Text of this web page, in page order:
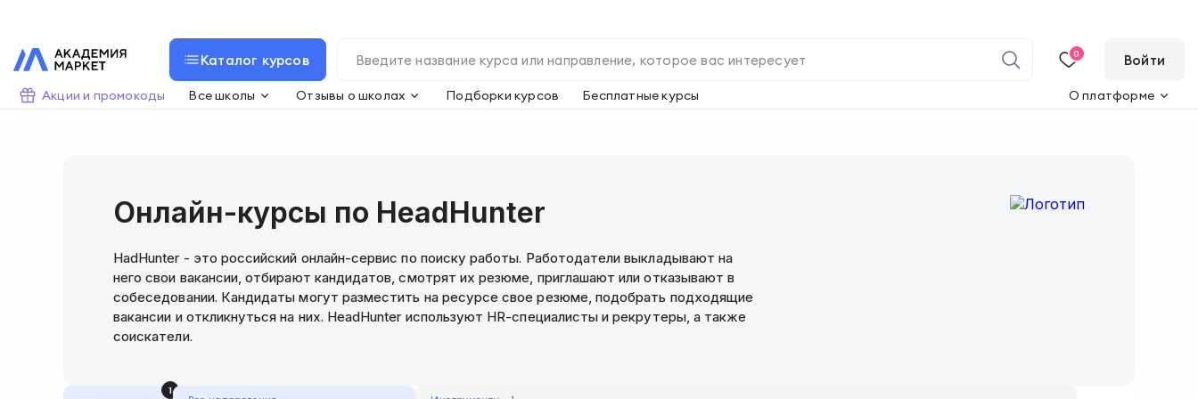
Каталог курсов 0 Войти
Акции и промокоды Все школы Отзывы о школах Подборки курсов Бесплатные курсы О платформе
Онлайн-курсы по HeadHunter
HadHunter - это российский онлайн-сервис по поиску работы. Работодатели выкладывают на
него свои вакансии, отбирают кандидатов, смотрят их резюме, приглашают или отказывают в
собеседовании. Кандидаты могут разместить на ресурсе свое резюме, подобрать подходящие
вакансии и откликнуться на них. HeadHunter используют HR-специалисты и рекрутеры, а также
соискатели.
1